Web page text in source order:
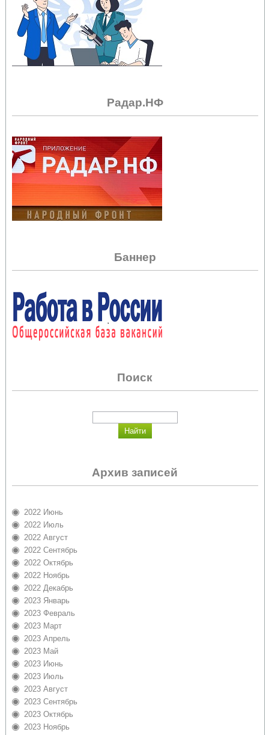
Радар.НФ
Баннер
Поиск
Архив записей
2022 Июнь
2022 Июль
2022 Август
2022 Сентябрь
2022 Октябрь
2022 Ноябрь
2022 Декабрь
2023 Январь
2023 Февраль
2023 Март
2023 Апрель
2023 Май
2023 Июнь
2023 Июль
2023 Август
2023 Сентябрь
2023 Октябрь
2023 Ноябрь